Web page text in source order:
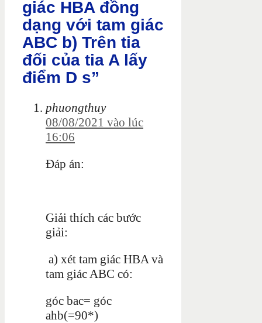
giác HBA đồng
dạng với tam giác
ABC b) Trên tia
đối của tia A lấy
điểm D s”
phuongthuy
08/08/2021 vào lúc
16:06
Đáp án:
Giải thích các bước
giải:
a) xét tam giác HBA và
tam giác ABC có:
góc bac= góc
ahb(=90*)